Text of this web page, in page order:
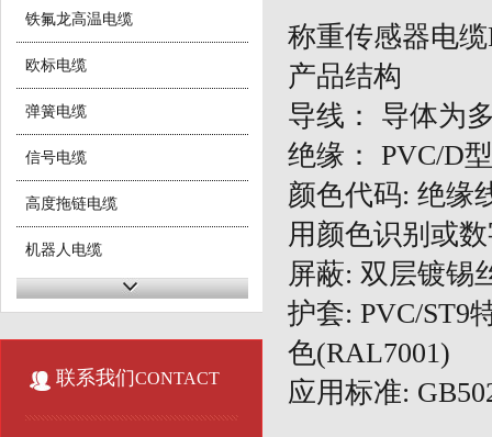
铁氟龙高温电缆
欧标电缆
弹簧电缆
信号电缆
高度拖链电缆
机器人电缆
耐油伺服电缆
电梯电缆
医疗电缆联系我们CONTACT
称重传感器电
产品结构
导线：
导体为
绝缘：
PVC/D
颜色代码: 绝缘
用颜色识别或
屏蔽: 双层镀锡
护套: PVC/ST9
色(RAL7001)
应用标准: